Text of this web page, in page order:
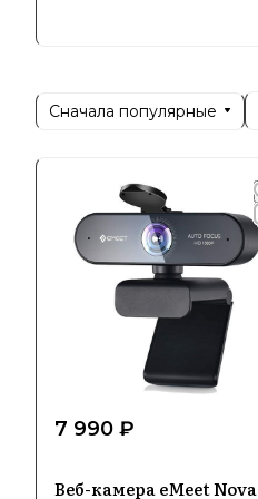
Сначала популярные
7 990 ₽
Веб-камера eMeet Nova